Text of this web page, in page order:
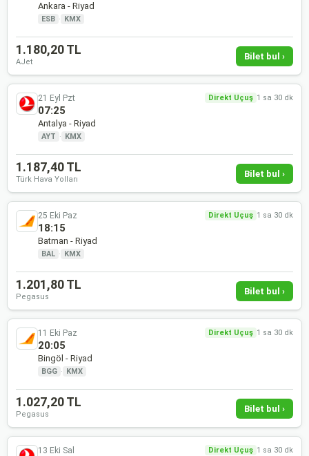
Ankara - Riyad
ESB · KMX
1.180,20 TL
AJet
Bilet bul ›
21 Eyl Pzt Direkt Uçuş 1 sa 30 dk
07:25
Antalya - Riyad
AYT · KMX
1.187,40 TL
Türk Hava Yolları
Bilet bul ›
25 Eki Paz Direkt Uçuş 1 sa 30 dk
18:15
Batman - Riyad
BAL · KMX
1.201,80 TL
Pegasus
Bilet bul ›
11 Eki Paz Direkt Uçuş 1 sa 30 dk
20:05
Bingöl - Riyad
BGG · KMX
1.027,20 TL
Pegasus
Bilet bul ›
13 Eki Sal Direkt Uçuş 1 sa 30 dk